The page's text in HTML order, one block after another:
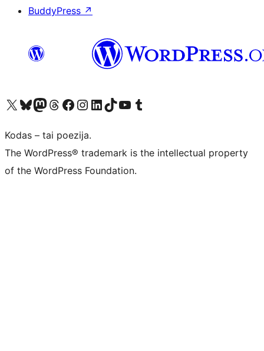
BuddyPress ↗
Visit our X (formerly Twitter) account
Apsilankykite mūsų Bluesky paskyroje
Visit our Mastodon account
Apsilankykite mūsų Threads paskyroje
Visit our Facebook page
Visit our Instagram account
Visit our LinkedIn account
Apsilankykite mūsų TikTok paskyroje
Visit our YouTube channel
Apsilankykite mūsų Tumblr paskyroje
Kodas – tai poezija.
The WordPress® trademark is the intellectual property
of the WordPress Foundation.